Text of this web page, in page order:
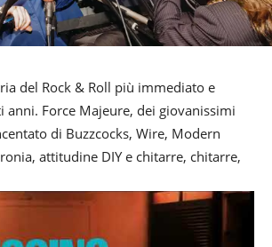
del Rock & Roll più immediato e
anni. Force Majeure, dei giovanissimi
di Buzzcocks, Wire, Modern
attitudine DIY e chitarre, chitarre,